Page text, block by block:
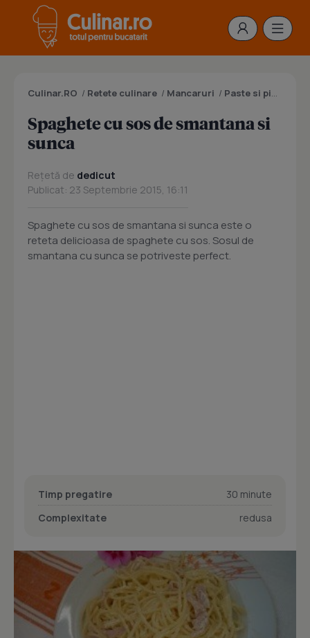
Culinar.RO / Retete culinare / Mancaruri / Paste si pizza
Spaghete cu sos de smantana si
sunca
Rețetă de dedicut
Publicat: 23 Septembrie 2015, 16:11
Spaghete cu sos de smantana si sunca este o
reteta delicioasa de spaghete cu sos. Sosul de
smantana cu sunca se potriveste perfect.
Timp pregatire
30 minute
Complexitate
redusa